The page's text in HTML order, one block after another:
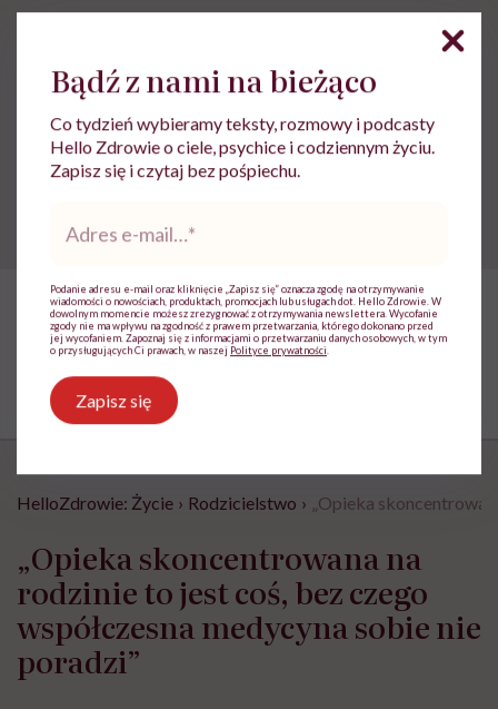
Prof. Magdalena Górska-
Ponikowska: „Wypalenie
zawodowe wśród medyków to
zjawisko systemowe, nie
indywidualna słabość”
HelloZdrowie: Życie › Rodzicielstwo › „Opieka
„Opieka skoncentrowana na
rodzinie to jest coś, bez czego
współczesna medycyna sobie nie
poradzi”
Bądź z nami na bieżąco
Co tydzień wybieramy teksty, rozmowy i podcasty
Hello Zdrowie o ciele, psychice i codziennym życiu.
Zapisz się i czytaj bez pośpiechu.
*
Podanie adresu e-mail oraz kliknięcie „Zapisz się” oznacza zgodę na otrzymywanie
wiadomości o nowościach, produktach, promocjach lub usługach dot. Hello Zdrowie. W
dowolnym momencie możesz zrezygnować z otrzymywania newslettera. Wycofanie
zgody nie ma wpływu na zgodność z prawem przetwarzania, którego dokonano przed
jej wycofaniem. Zapoznaj się z informacjami o przetwarzaniu danych osobowych, w tym
o przysługujących Ci prawach, w naszej Polityce prywatności
Zapisz się